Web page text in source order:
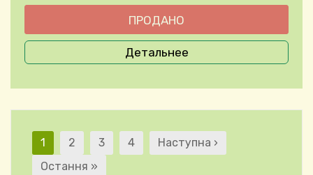
Детальнее
Нумерация страниц
Текущая страница
1 Страница
2 Страница
3 Страница
4 Следующая страница
Наступна ›
Последняя страница
Остання »